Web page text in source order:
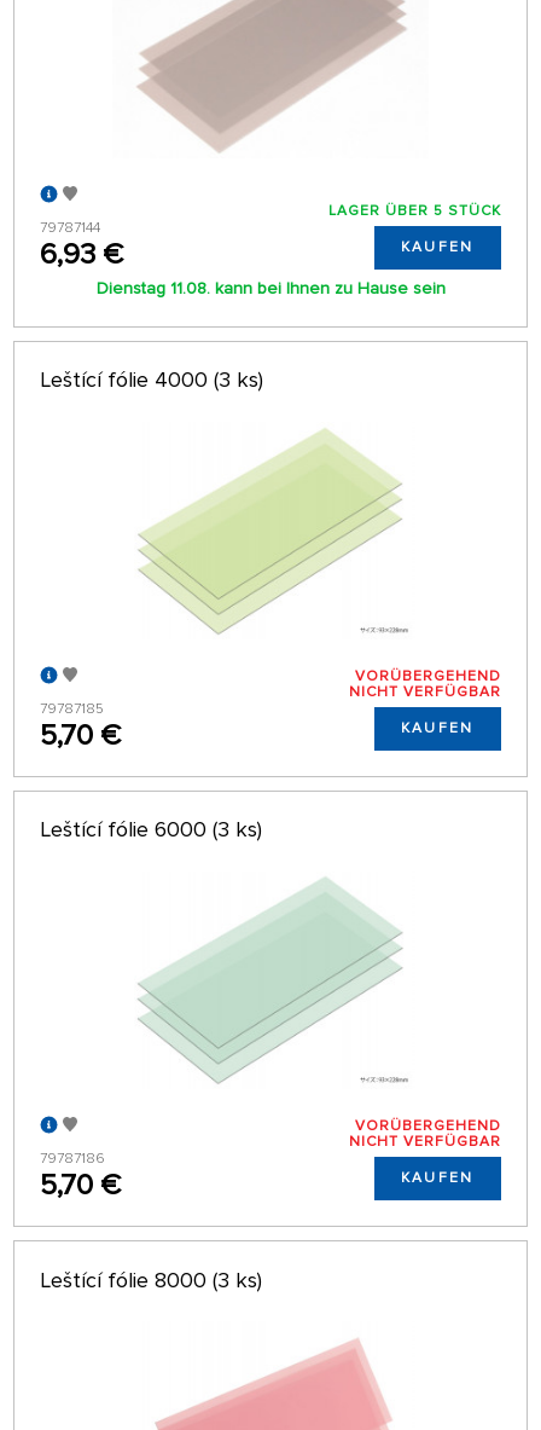
79787144
6,93 €
LAGER ÜBER 5 STÜCK
KAUFEN
Dienstag 11.08. kann bei Ihnen zu Hause sein
Leštící fólie 4000 (3 ks)
79787185
5,70 €
VORÜBERGEHEND
NICHT VERFÜGBAR
KAUFEN
Leštící fólie 6000 (3 ks)
79787186
5,70 €
VORÜBERGEHEND
NICHT VERFÜGBAR
KAUFEN
Leštící fólie 8000 (3 ks)